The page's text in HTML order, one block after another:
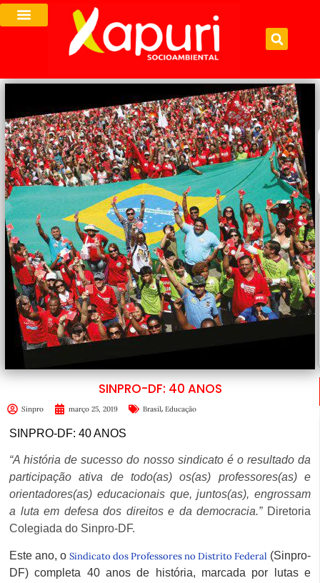
SINPRO-DF: 40 ANOS
Sinpro março 25, 2019 Brasil, Educação
SINPRO-DF: 40 ANOS
“A história de sucesso do nosso sindicato é o resultado da
participação ativa de todo(as) os(as) professores(as) e
orientadores(as) educacionais que, juntos(as), engrossam
a luta em defesa dos direitos e da democracia.”Diretoria
Colegiada do Sinpro-DF.
Este ano, o Sindicato dos Professores no Distrito Federal (Sinpro-
DF) completa 40 anos de história, marcada por lutas e